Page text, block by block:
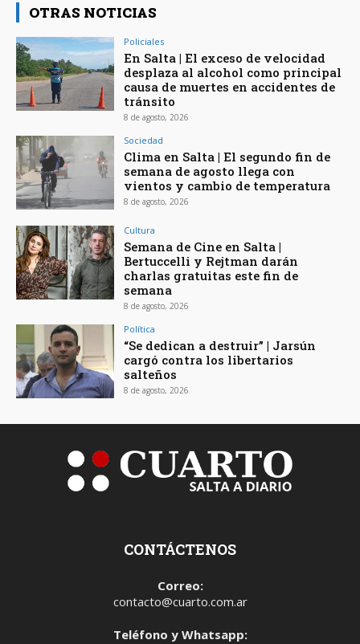
OTRAS NOTICIAS
Policiales
En Salta | El exceso de velocidad
desplaza al alcohol como principal
causa de muertes en accidentes de
tránsito
8 de agosto, 2026
Sociedad
Clima en Salta | El segundo fin de
semana de agosto llega con
vientos y cambio de temperatura
8 de agosto, 2026
Cultura
Semana de Cine en Salta |
Bertuccelli y Rejtman darán
charlas gratuitas este fin de
semana
8 de agosto, 2026
Política
“Se dedican a destruir” | Jarsún
cargó contra los libertarios
salteños
8 de agosto, 2026
CONTÁCTENOS
Correo:
contacto@cuarto.com.ar
Teléfono y Whatsapp: